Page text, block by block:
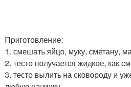
Приготовление:
1. смешать яйцо, муку, сметану,
2. тесто получается жидкое, как
3. тесто вылить на сковороду и